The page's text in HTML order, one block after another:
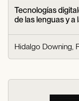
Tecnologías
de las lenguas y a
Hidalgo Downing,